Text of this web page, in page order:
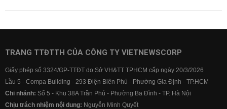
TRANG TTĐTTH CỦA CÔNG TY VIETNEWSCORP
Giấy phép số 3324/GP-TTĐT do Sở VH&TT TPHCM cấp ngày 20/3/2026
Lầu 5 - Compa Building - 293 Điện Biên Phủ - Phường Gia Định - TP.HCM
Chi nhánh: Số 5 - Khu 38A Trần Phú - Phường Ba Đình - TP. Hà Nội
Chịu trách nhiệm nội dung: Nguyễn Minh Quyết